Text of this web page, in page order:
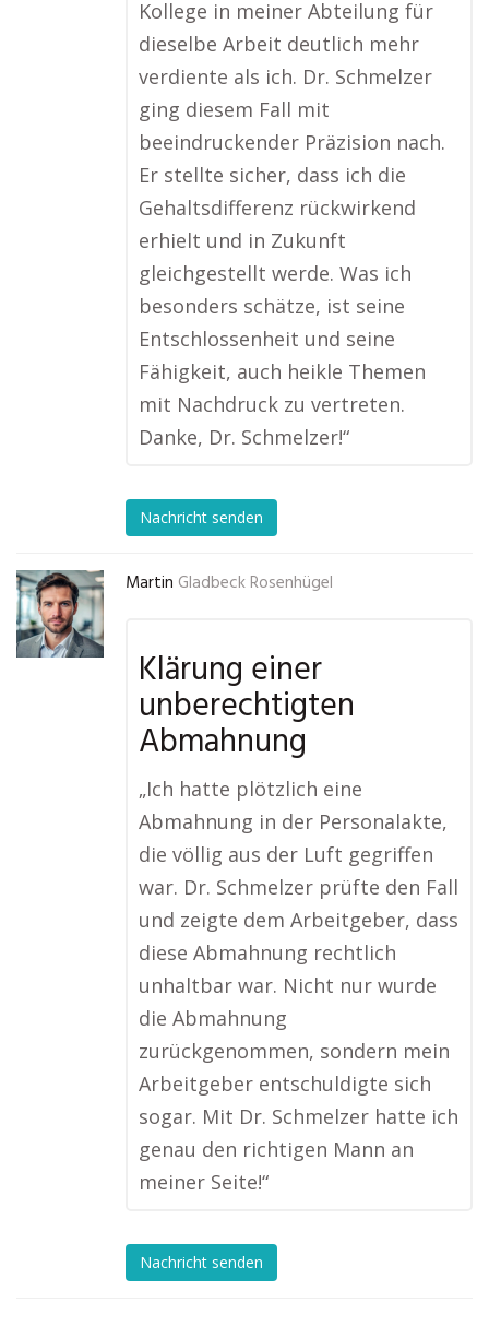
Kollege in meiner Abteilung für
dieselbe Arbeit deutlich mehr
verdiente als ich. Dr. Schmelzer
ging diesem Fall mit
beeindruckender Präzision nach.
Er stellte sicher, dass ich die
Gehaltsdifferenz rückwirkend
erhielt und in Zukunft
gleichgestellt werde. Was ich
besonders schätze, ist seine
Entschlossenheit und seine
Fähigkeit, auch heikle Themen
mit Nachdruck zu vertreten.
Danke, Dr. Schmelzer!“
Nachricht senden
Martin Gladbeck Rosenhügel
Klärung einer
unberechtigten
Abmahnung
„Ich hatte plötzlich eine
Abmahnung in der Personalakte,
die völlig aus der Luft gegriffen
war. Dr. Schmelzer prüfte den Fall
und zeigte dem Arbeitgeber, dass
diese Abmahnung rechtlich
unhaltbar war. Nicht nur wurde
die Abmahnung
zurückgenommen, sondern mein
Arbeitgeber entschuldigte sich
sogar. Mit Dr. Schmelzer hatte ich
genau den richtigen Mann an
meiner Seite!“
Nachricht senden